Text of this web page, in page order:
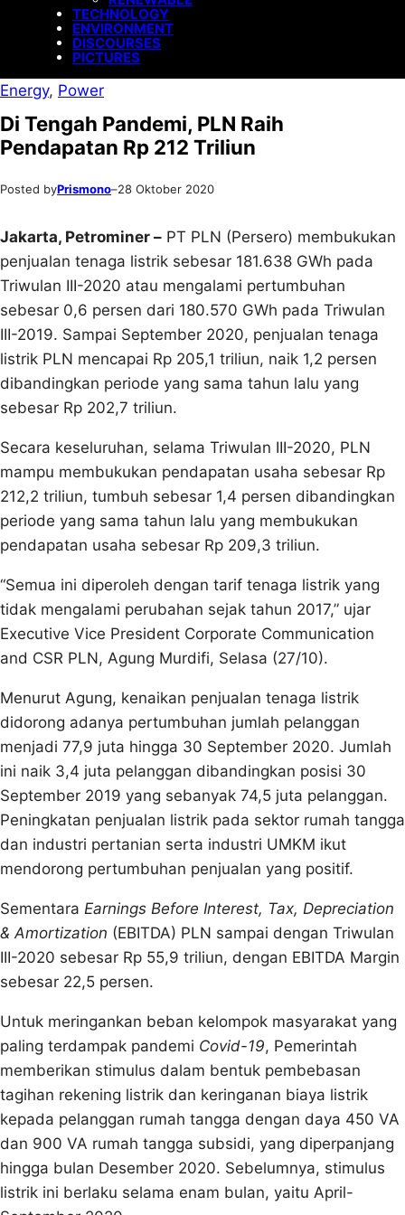
TECHNOLOGY
ENVIRONMENT
DISCOURSES
PICTURES
Energy, Power
Di Tengah Pandemi, PLN Raih
Pendapatan Rp 212 Triliun
Posted byPrismono–28 Oktober 2020
Jakarta, Petrominer – PT PLN (Persero) membukukan
penjualan tenaga listrik sebesar 181.638 GWh pada
Triwulan III-2020 atau mengalami pertumbuhan
sebesar 0,6 persen dari 180.570 GWh pada Triwulan
III-2019. Sampai September 2020, penjualan tenaga
listrik PLN mencapai Rp 205,1 triliun, naik 1,2 persen
dibandingkan periode yang sama tahun lalu yang
sebesar Rp 202,7 triliun.
Secara keseluruhan, selama Triwulan III-2020, PLN
mampu membukukan pendapatan usaha sebesar Rp
212,2 triliun, tumbuh sebesar 1,4 persen dibandingkan
periode yang sama tahun lalu yang membukukan
pendapatan usaha sebesar Rp 209,3 triliun.
“Semua ini diperoleh dengan tarif tenaga listrik yang
tidak mengalami perubahan sejak tahun 2017,” ujar
Executive Vice President Corporate Communication
and CSR PLN, Agung Murdifi, Selasa (27/10).
Menurut Agung, kenaikan penjualan tenaga listrik
didorong adanya pertumbuhan jumlah pelanggan
menjadi 77,9 juta hingga 30 September 2020. Jumlah
ini naik 3,4 juta pelanggan dibandingkan posisi 30
September 2019 yang sebanyak 74,5 juta pelanggan.
Peningkatan penjualan listrik pada sektor rumah tangga
dan industri pertanian serta industri UMKM ikut
mendorong pertumbuhan penjualan yang positif.
Sementara Earnings Before Interest, Tax, Depreciation
& Amortization (EBITDA) PLN sampai dengan Triwulan
III-2020 sebesar Rp 55,9 triliun, dengan EBITDA Margin
sebesar 22,5 persen.
Untuk meringankan beban kelompok masyarakat yang
paling terdampak pandemi Covid-19, Pemerintah
memberikan stimulus dalam bentuk pembebasan
tagihan rekening listrik dan keringanan biaya listrik
kepada pelanggan rumah tangga dengan daya 450 VA
dan 900 VA rumah tangga subsidi, yang diperpanjang
hingga bulan Desember 2020. Sebelumnya, stimulus
listrik ini berlaku selama enam bulan, yaitu April-